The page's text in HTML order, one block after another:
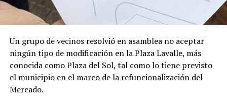
la Academia Nacional de Ciencias de los Estados Unidos,
suele incluir investigaciones de alto impacto y ubicadas
Un grupo de vecinos resolvió en asamblea no aceptar
ningún tipo de modificación en la Plaza Lavalle, más
conocida como Plaza del Sol, tal como lo tiene previsto
el municipio en el marco de la refuncionalización del
Mercado.